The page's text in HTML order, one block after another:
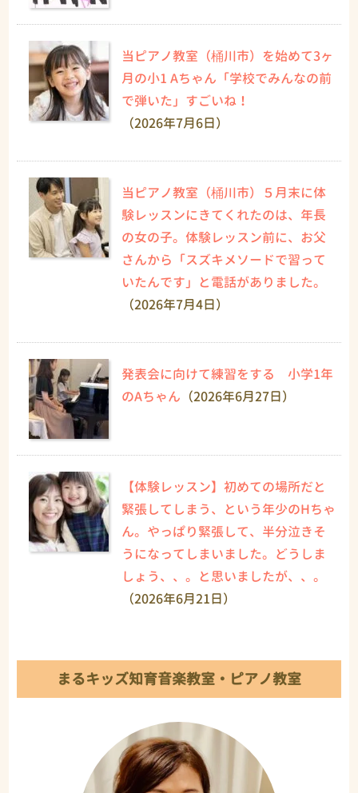
当ピアノ教室（桶川市）を始めて3ヶ
月の小1 Aちゃん「学校でみんなの前
で弾いた」すごいね！
（2026年7月6日）
当ピアノ教室（桶川市）５月末に体
験レッスンにきてくれたのは、年長
の女の子。体験レッスン前に、お父
さんから「スズキメソードで習って
いたんです」と電話がありました。
（2026年7月4日）
発表会に向けて練習をする 小学1年
のAちゃん （2026年6月27日）
【体験レッスン】初めての場所だと
緊張してしまう、という年少のHちゃ
ん。やっぱり緊張して、半分泣きそ
うになってしまいました。どうしま
しょう、、。と思いましたが、、。
（2026年6月21日）
まるキッズ知育音楽教室・ピアノ教室